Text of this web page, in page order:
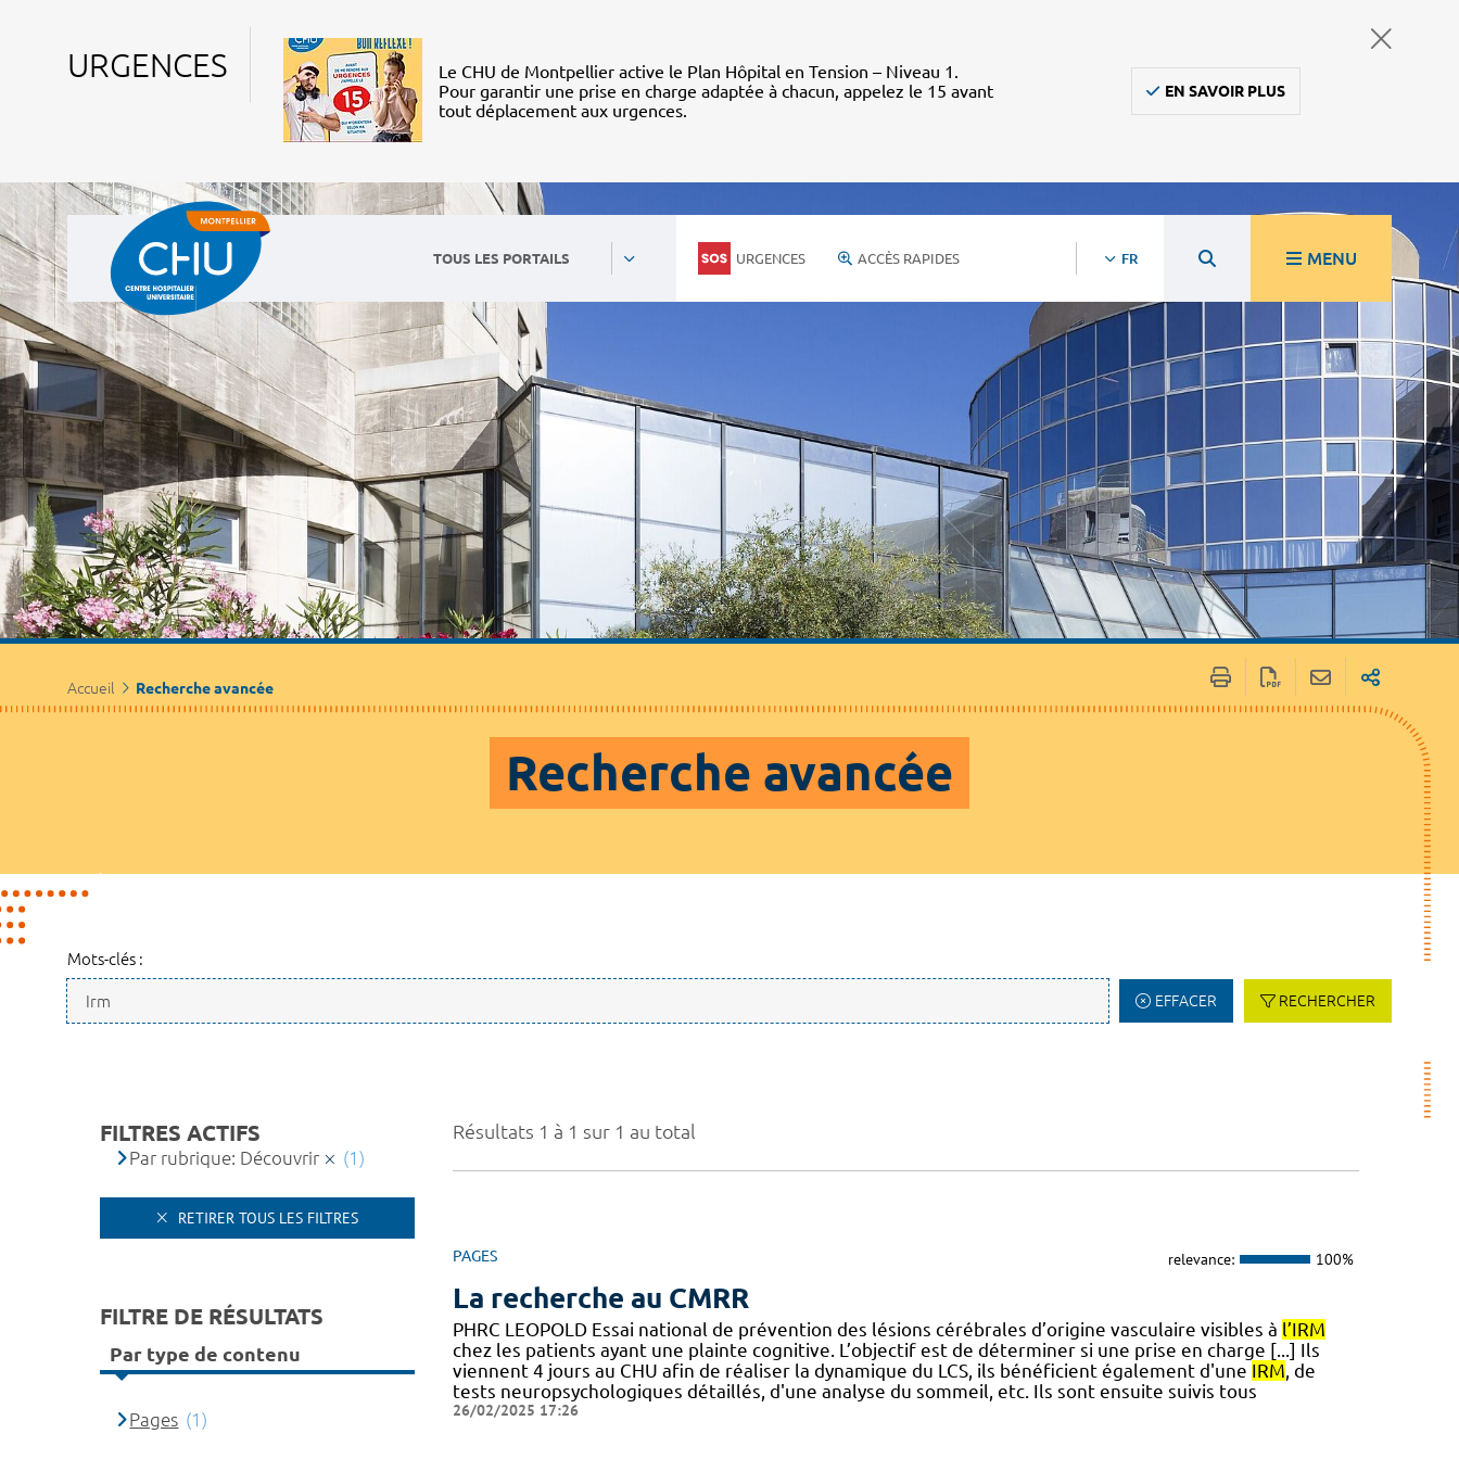
URGENCES
Le CHU de Montpellier active le Plan Hôpital en Tension – Niveau 1.
Pour garantir une prise en charge adaptée à chacun, appelez le 15 avant
tout déplacement aux urgences.
EN SAVOIR PLUS
TOUS LES PORTAILS URGENCES ACCÈS RAPIDES FR MENU
Accueil Recherche avancée
Recherche avancée
Mots-clés :
EFFACER RECHERCHER
Résultats 1 à 1 sur 1 au total
PAGES relevance: 100%
La recherche au CMRR
PHRC LEOPOLD Essai national de prévention des lésions cérébrales d’origine vasculaire visibles à l’IRM
chez les patients ayant une plainte cognitive. L’objectif est de déterminer si une prise en charge [...] Ils
viennent 4 jours au CHU afin de réaliser la dynamique du LCS, ils bénéficient également d'une IRM, de
tests neuropsychologiques détaillés, d'une analyse du sommeil, etc. Ils sont ensuite suivis tous
26/02/2025 17:26
FILTRES ACTIFS
Par rubrique: Découvrir (1)
RETIRER TOUS LES FILTRES
FILTRE DE RÉSULTATS
Par type de contenu
Pages (1)